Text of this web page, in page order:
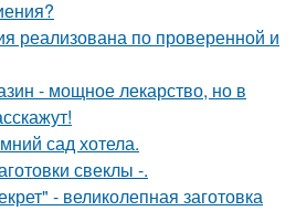
реализована по проверенной и
- мощное лекарство, но в
сад хотела.
свеклы -.
- великолепная заготовка